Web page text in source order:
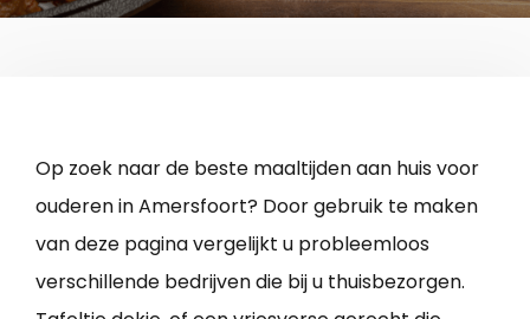
Op zoek naar de beste maaltijden aan huis voor
ouderen in Amersfoort? Door gebruik te maken
van deze pagina vergelijkt u probleemloos
verschillende bedrijven die bij u thuisbezorgen.